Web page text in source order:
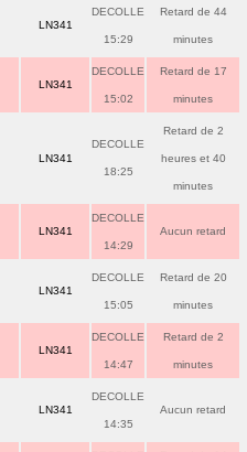
LN341
DECOLLE
15:29
Retard de 44
minutes
LN341
DECOLLE
15:02
Retard de 17
minutes
LN341
DECOLLE
18:25
Retard de 2
heures et 40
minutes
LN341
DECOLLE
14:29
Aucun retard
LN341
DECOLLE
15:05
Retard de 20
minutes
LN341
DECOLLE
14:47
Retard de 2
minutes
LN341
DECOLLE
14:35
Aucun retard